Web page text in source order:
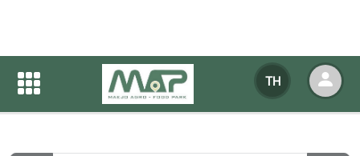
TH
ปฏิทินกิจกรรมของหน่วยงาน
ปฏิทินกิจกรรมของหน่วยงาน